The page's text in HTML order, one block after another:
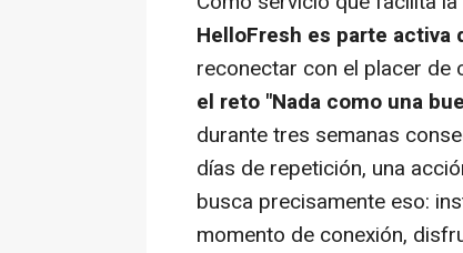
HelloFresh es parte activa
reconectar con el placer de
el reto "Nada como una
durante tres semanas
días de repetición, una
busca precisamente eso:
momento de conexión,